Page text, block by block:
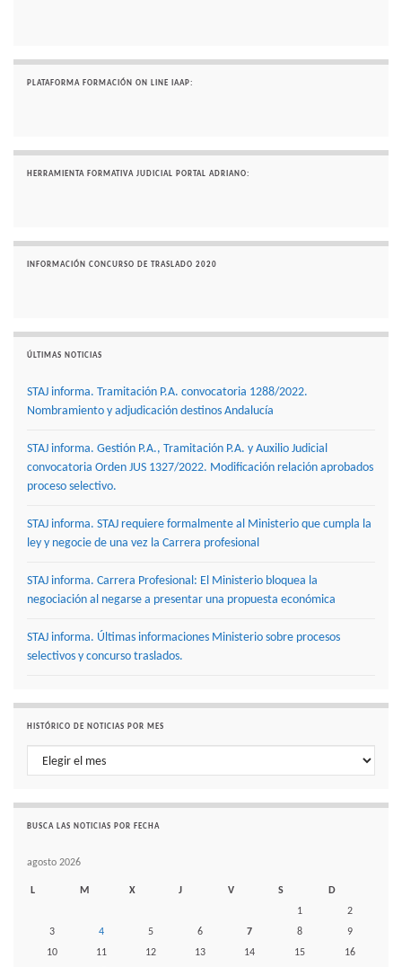
PLATAFORMA FORMACIÓN ON LINE IAAP:
HERRAMIENTA FORMATIVA JUDICIAL PORTAL ADRIANO:
INFORMACIÓN CONCURSO DE TRASLADO 2020
ÚLTIMAS NOTICIAS
STAJ informa. Tramitación P.A. convocatoria 1288/2022.
Nombramiento y adjudicación destinos Andalucía
STAJ informa. Gestión P.A., Tramitación P.A. y Auxilio Judicial
convocatoria Orden JUS 1327/2022. Modificación relación aprobados
proceso selectivo.
STAJ informa. STAJ requiere formalmente al Ministerio que cumpla la
ley y negocie de una vez la Carrera profesional
STAJ informa. Carrera Profesional: El Ministerio bloquea la
negociación al negarse a presentar una propuesta económica
STAJ informa. Últimas informaciones Ministerio sobre procesos
selectivos y concurso traslados.
HISTÓRICO DE NOTICIAS POR MES
Histórico de noticias por mes
BUSCA LAS NOTICIAS POR FECHA
agosto 2026
L M X J V S
D
1
2
3
4 5 6 7 8
9
10
11 12 13 14 15
16